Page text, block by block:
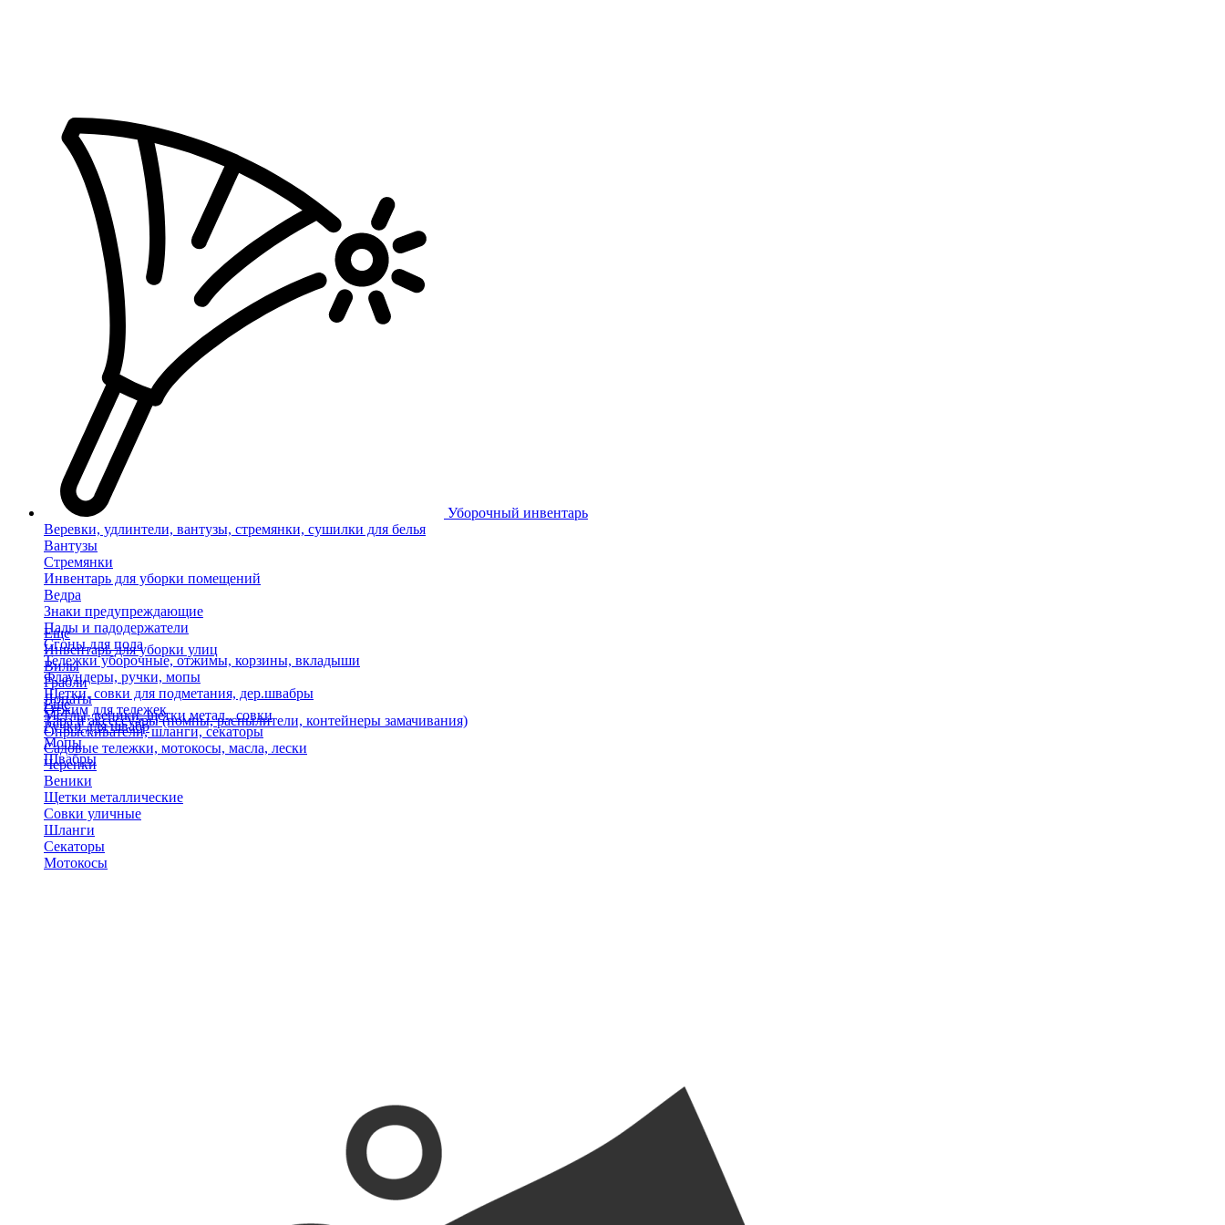
Уборочный инвентарь
Веревки, удлинтели, вантузы, стремянки, сушилки для белья
Вантузы
Стремянки
Инвентарь для уборки помещений
Ведра
Знаки предупреждающие
Пады и падодержатели
Сгоны для пола
Тележки уборочные, отжимы, корзины, вкладыши
Флаундеры, ручки, мопы
Щетки, совки для подметания, дер.швабры
Отжим для тележек
Ручки для швабр
Мопы
Швабры
Еще
Инвентарь для уборки улиц
Вилы
Грабли
Лопаты
Метлы, веники, щетки метал., совки
Опрыскиватели, шланги, секаторы
Садовые тележки, мотокосы, масла, лески
Черенки
Веники
Щетки металлические
Совки уличные
Шланги
Секаторы
Мотокосы
Еще
Тара и аксессуары (помпы, распылители, контейнеры замачивания)